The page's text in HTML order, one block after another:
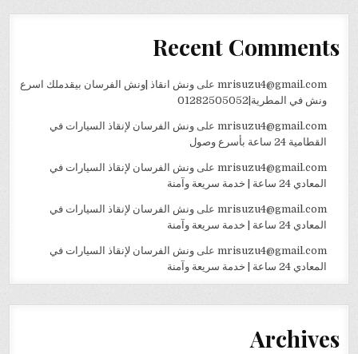
Recent Comments
mrisuzu4@gmail.comعلى ونش انقاذ |ونش الفرسان بيقدملك اسرع
ونش في المطرية|01282505052
mrisuzu4@gmail.comعلى ونش الفرسان لإنقاذ السيارات في
القطامية 24 ساعة بأسرع وصول
mrisuzu4@gmail.comعلى ونش الفرسان لإنقاذ السيارات في
المعادي 24 ساعة | خدمة سريعة وآمنة
mrisuzu4@gmail.comعلى ونش الفرسان لإنقاذ السيارات في
المعادي 24 ساعة | خدمة سريعة وآمنة
mrisuzu4@gmail.comعلى ونش الفرسان لإنقاذ السيارات في
المعادي 24 ساعة | خدمة سريعة وآمنة
Archives